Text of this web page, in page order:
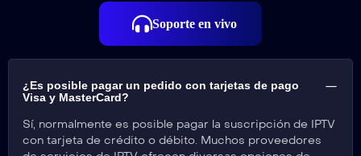
Soporte en vivo
¿Es posible pagar un pedido con tarjetas de pago
Visa y MasterCard?
Sí, normalmente es posible pagar la suscripción de IPTV
con tarjeta de crédito o débito. Muchos proveedores